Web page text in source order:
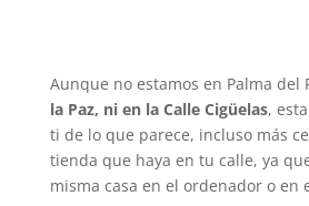
Aunque no estamos en Palma del
la Paz, ni en la Calle Cigüelas,
ti de lo que parece, incluso más
tienda que haya en tu calle, ya
misma casa en el ordenador o en